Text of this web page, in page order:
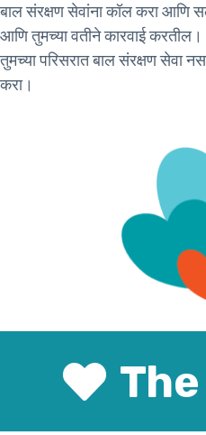
बाल संरक्षण सेवांना कॉल करा आणि
आणि तुमच्या वतीने कारवाई करतील।
तुमच्या परिसरात बाल संरक्षण सेवा
करा।